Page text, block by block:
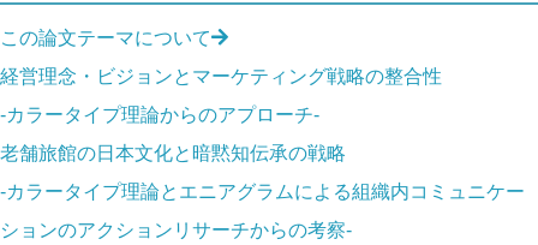
この論文テーマについて
経営理念・ビジョンとマーケティング戦略の整合性
-カラータイプ理論からのアプローチ-
老舗旅館の日本文化と暗黙知伝承の戦略
-カラータイプ理論とエニアグラムによる組織内コミュニケー
ションのアクションリサーチからの考察-